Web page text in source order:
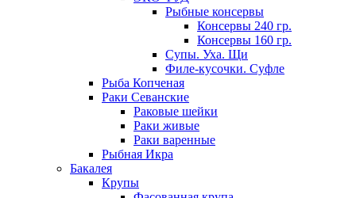
Рыбные консервы
Консервы 240 гр.
Консервы 160 гр.
Супы. Уха. Щи
Филе-кусочки. Суфле
Рыба Копченая
Раки Севанские
Раковые шейки
Раки живые
Раки варенные
Рыбная Икра
Бакалея
Крупы